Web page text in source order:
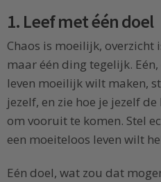
1. Leef met één doel
Chaos is moeilijk, overzicht
maar één ding tegelijk.
leven moeilijk wilt maken,
jezelf, en zie hoe je jezelf
om vooruit te komen. Stel
een moeiteloos leven wilt
Eén doel, wat zou dat